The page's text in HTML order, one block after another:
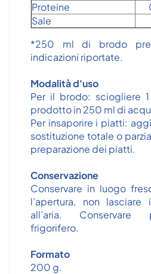
Proteine
Sale
*250 ml di brodo
indicazioni riportate.
Modalità d'uso
Per il brodo: sciogliere
prodotto in 250 ml di
Per insaporire i piatti:
sostituzione totale o
preparazione dei piatti.
Conservazione
Conservare in luogo
l’apertura, non
all’aria. Conservare
frigorifero.
Formato
200 g.